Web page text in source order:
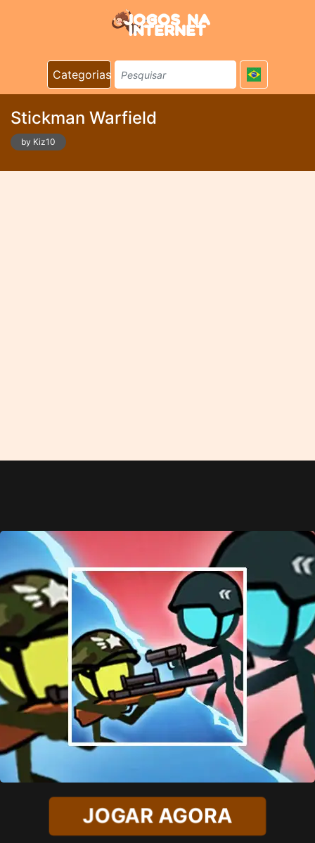
Categorias
Stickman Warfield
by Kiz10
JOGAR AGORA